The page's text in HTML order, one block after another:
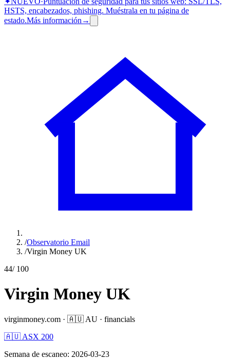
HSTS, encabezados, phishing. Muéstrala en tu página de
estado.Más información →
/Observatorio Email
/Virgin Money UK
44/ 100
Virgin Money UK
virginmoney.com · 🇦🇺 AU · financials
🇦🇺 ASX 200
Semana de escaneo: 2026-03-23